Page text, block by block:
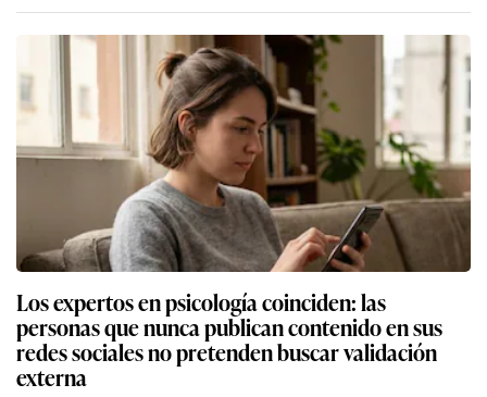
Los expertos en psicología coinciden: las
personas que nunca publican contenido en sus
redes sociales no pretenden buscar validación
externa